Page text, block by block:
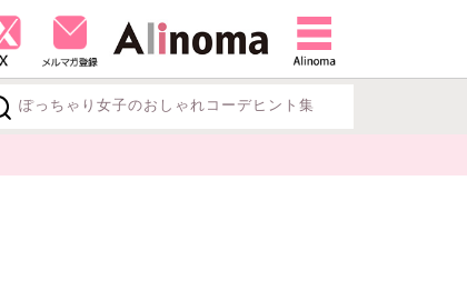
探す
ぽっちゃり女子のおしゃれコーデヒント集